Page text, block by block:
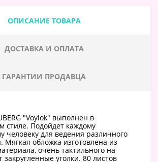
ОПИСАНИЕ ТОВАРА
ДОСТАВКА И ОПЛАТА
ГАРАНТИИ ПРОДАВЦА
"Voylok" выполнен в
стиле. Подойдет каждому
человеку для ведения различного
Мягкая обложка изготовлена из
очень тактильного на
уголки. 80 листов